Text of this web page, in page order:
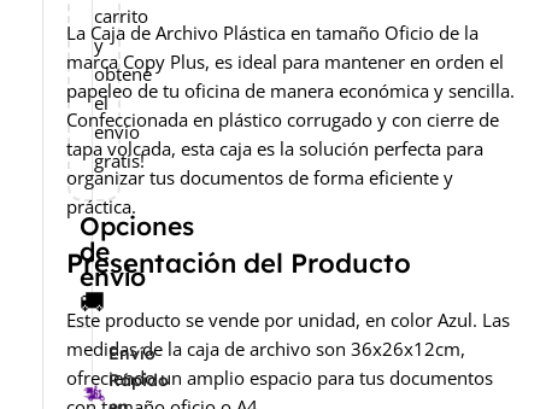
La Caja de Archivo Plástica en tamaño Oficio de la
marca Copy Plus, es ideal para mantener en orden el
papeleo de tu oficina de manera económica y sencilla.
Confeccionada en plástico corrugado y con cierre de
tapa volcada, esta caja es la solución perfecta para
organizar tus documentos de forma eficiente y
práctica.
Presentación del Producto
Este producto se vende por unidad, en color Azul. Las
medidas de la caja de archivo son 36x26x12cm,
ofreciendo un amplio espacio para tus documentos
carrito
y
obtené
el
envío
gratis!
Opciones
de
envío
🚚
Envío
Rápido